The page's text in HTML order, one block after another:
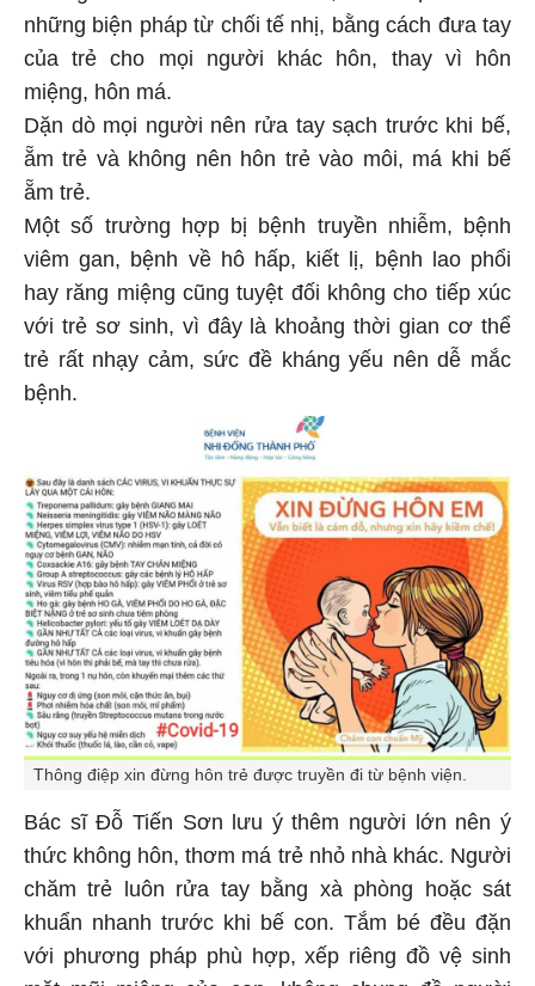
những biện pháp từ chối tế nhị, bằng cách đưa tay
của trẻ cho mọi người khác hôn, thay vì hôn
miệng, hôn má.
Dặn dò mọi người nên rửa tay sạch trước khi bế,
ẵm trẻ và không nên hôn trẻ vào môi, má khi bế
ẵm trẻ.
Một số trường hợp bị bệnh truyền nhiễm, bệnh
viêm gan, bệnh về hô hấp, kiết lị, bệnh lao phổi
hay răng miệng cũng tuyệt đối không cho tiếp xúc
với trẻ sơ sinh, vì đây là khoảng thời gian cơ thể
trẻ rất nhạy cảm, sức đề kháng yếu nên dễ mắc
bệnh.
Thông điệp xin đừng hôn trẻ được truyền đi từ bệnh viện.
Bác sĩ Đỗ Tiến Sơn lưu ý thêm người lớn nên ý
thức không hôn, thơm má trẻ nhỏ nhà khác. Người
chăm trẻ luôn rửa tay bằng xà phòng hoặc sát
khuẩn nhanh trước khi bế con. Tắm bé đều đặn
với phương pháp phù hợp, xếp riêng đồ vệ sinh